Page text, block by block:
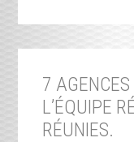
7
L’ÉQUIPE
RÉUNIES.